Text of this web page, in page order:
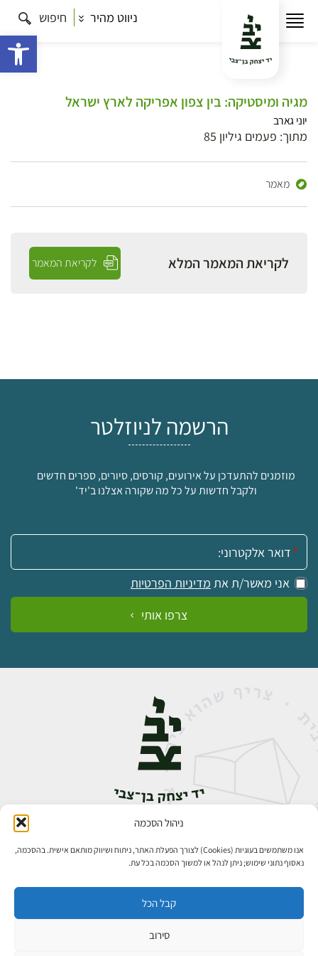
ניהול הסכמה
אנו משתמשים בעוגיות (Cookies) לצורך הפעלת האתר, ניתוח ושיווק מותאם אישית. בהסכמה,
נאסוף נתוני שימוש; ניתן לנהל או למשוך הסכמה בכל עת.
קבל הכל
סירוב
ניווט מהיר חיפוש
מגיה ומיסטיקה: בין צפון אפריקה לארץ ישראל
יוני גארב
מתוך: פעמים גיליון 85
מאמר
לקריאת המאמר המלא לקריאת המאמר
הרשמה לניוזלטר
מוזמנים להתעדכן על אירועים, קורסים, סיורים, ספרים חדשים
ולקבל חדשות על כל מה שקורה אצלנו ב'יד'
אימייל:
אני מאשר/ת את מדיניות הפרטיות
צרפו אותי
אבן גבירול 14, רחביה, ירושלים